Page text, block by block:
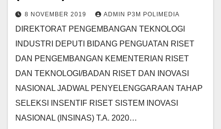
8 NOVEMBER 2019 ADMIN P3M POLIMEDIA
DIREKTORAT PENGEMBANGAN TEKNOLOGI
INDUSTRI DEPUTI BIDANG PENGUATAN RISET
DAN PENGEMBANGAN KEMENTERIAN RISET
DAN TEKNOLOGI/BADAN RISET DAN INOVASI
NASIONAL JADWAL PENYELENGGARAAN TAHAP
SELEKSI INSENTIF RISET SISTEM INOVASI
NASIONAL (INSINAS) T.A. 2020…